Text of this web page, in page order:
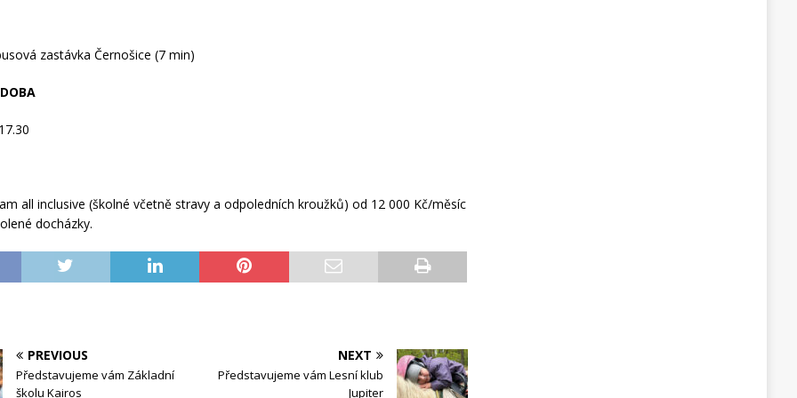
zastávka Černošice (7 min)
all inclusive (školné včetně stravy a odpoledních kroužků) od 12 000 Kč/měsíc
docházky.
PREVIOUS
Představujeme vám Základní
školu Kairos
NEXT
Představujeme vám Lesní klub
Jupiter